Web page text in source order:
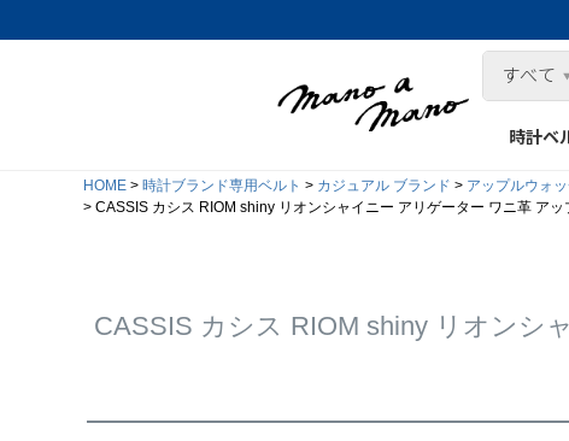
時計ベ
HOME 時計ブランド専用ベルト カジュアル ブランド
アップルウォ
CASSIS カシス RIOM shiny リオンシャイニー アリゲーター ワニ革 ア
CASSIS カシス RIOM shiny リオンシ